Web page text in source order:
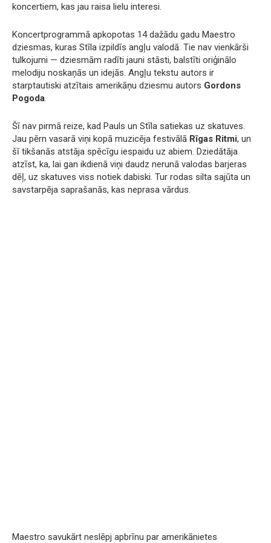
koncertiem, kas jau raisa lielu interesi.
Koncertprogrammā apkopotas 14 dažādu gadu Maestro
dziesmas, kuras Stīla izpildīs angļu valodā. Tie nav vienkārši
tulkojumi — dziesmām radīti jauni stāsti, balstīti oriģinālo
melodiju noskaņās un idejās. Angļu tekstu autors ir
starptautiski atzītais amerikāņu dziesmu autors Gordons
Pogoda.
Šī nav pirmā reize, kad Pauls un Stīla satiekas uz skatuves.
Jau pērn vasarā viņi kopā muzicēja festivālā Rīgas Ritmi, un
šī tikšanās atstāja spēcīgu iespaidu uz abiem. Dziedātāja
atzīst, ka, lai gan ikdienā viņi daudz nerunā valodas barjeras
dēļ, uz skatuves viss notiek dabiski. Tur rodas silta sajūta un
savstarpēja saprašanās, kas neprasa vārdus.
Maestro savukārt neslēpj apbrīnu par amerikānietes